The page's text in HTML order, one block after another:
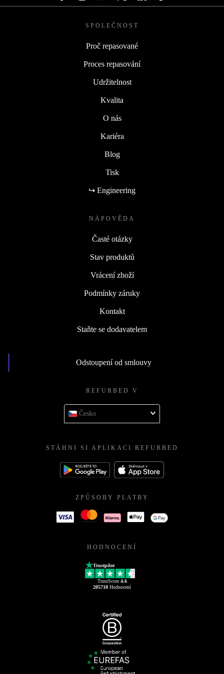
SPOLEČNOST
Proč repasované
Proces repasování
Udržitelnost
Kvalita
O nás
Kariéra
Blog
Tisk
↪ Engineering
NÁPOVĚDA
Časté otázky
Stav produktů
Vrácení zboží
Podmínky záruky
Kontakt
Staňte se dodavatelem
Odstoupení od smlouvy
REFURBED V
Česko
STÁHNI SI APLIKACI REFURBED
ZPŮSOBY PLATBY
HODNOCENÍ
Trustpilot
TrustScore 4.6
205718 Hodnocení